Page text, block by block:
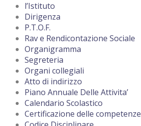
l’Istituto
Dirigenza
P.T.O.F.
Rav e Rendicontazione Sociale
Organigramma
Segreteria
Organi collegiali
Atto di indirizzo
Piano Annuale Delle Attivita’
Calendario Scolastico
Certificazione delle competenze